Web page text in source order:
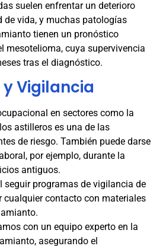
suelen enfrentar un deterioro
de vida, y muchas patologías
tienen un pronóstico
mesotelioma, cuya supervivencia
tras el diagnóstico.
Vigilancia
en sectores como la
astilleros es una de las
de riesgo. También puede darse
por ejemplo, durante la
antiguos.
seguir programas de vigilancia de
cualquier contacto con materiales
con un equipo experto en la
asegurando el